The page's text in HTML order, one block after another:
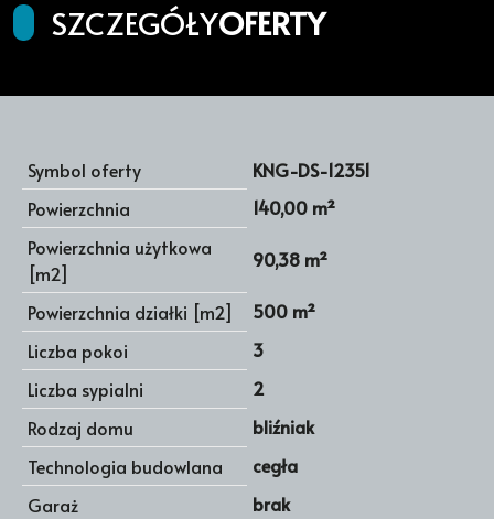
SZCZEGÓŁYOFERTY
Symbol oferty
KNG-DS-12351
Powierzchnia
140,00 m²
Powierzchnia użytkowa
[m2]
90,38 m²
Powierzchnia działki [m2]
500 m²
Liczba pokoi
3
Liczba sypialni
2
Rodzaj domu
bliźniak
Technologia budowlana
cegła
Garaż
brak